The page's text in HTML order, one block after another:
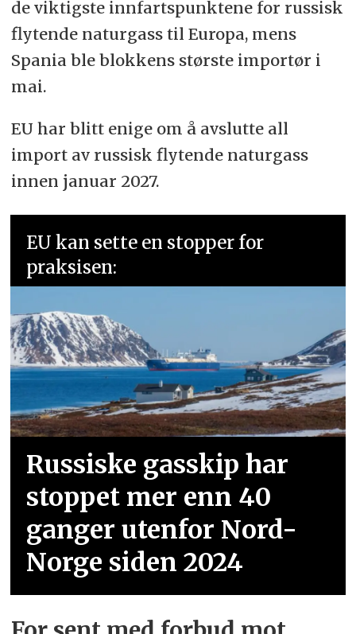
de viktigste innfartspunktene for russisk
flytende naturgass til Europa, mens
Spania ble blokkens største importør i
mai.
EU har blitt enige om å avslutte all
import av russisk flytende naturgass
innen januar 2027.
EU kan sette en stopper for
praksisen:
Russiske gasskip har
stoppet mer enn 40
ganger utenfor Nord-
Norge siden 2024